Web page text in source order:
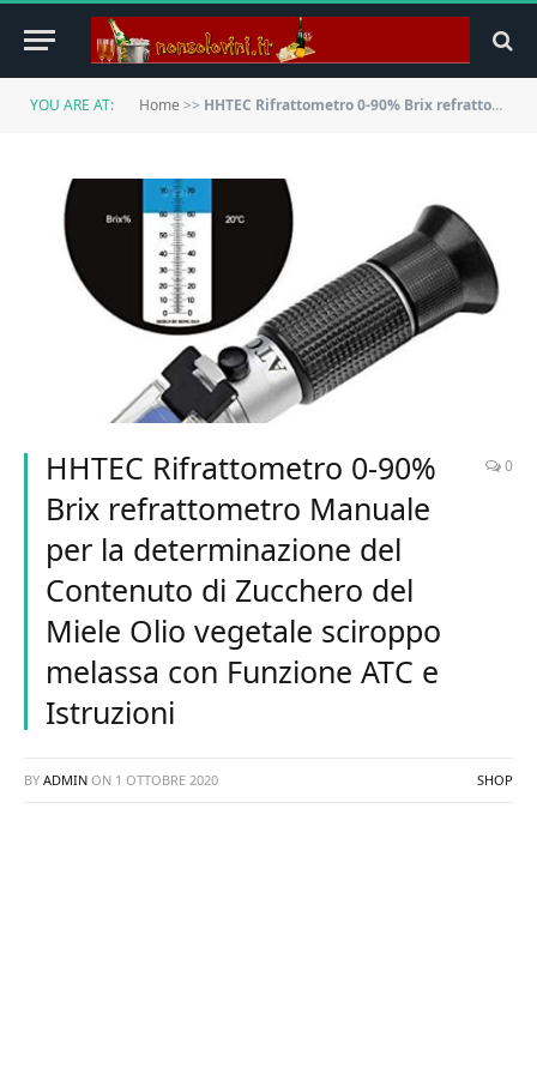
YOU ARE AT: Home >> HHTEC Rifrattometro 0-90% Brix refrattometro Manuale per la determinazione del Contenuto di Zucchero del Miele Olio vegetale sciroppo melassa con Funzione ATC e Istruzioni
HHTEC Rifrattometro 0-90%
Brix refrattometro Manuale
per la determinazione del
Contenuto di Zucchero del
Miele Olio vegetale sciroppo
melassa con Funzione ATC e
Istruzioni
0
BY ADMIN ON 1 OTTOBRE 2020 SHOP